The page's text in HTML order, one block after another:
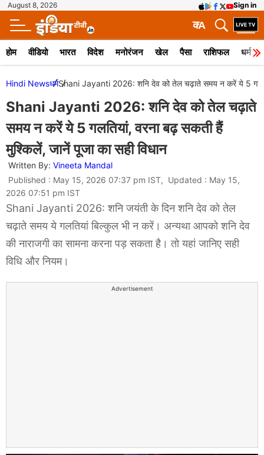
August 8, 2026 Sign in
A
क
होम वीडियो भारत विदेश मनोरंजन खेल पैसा राशिफल धर्म
Hindi Newsधर्मShani Jayanti 2026: शनि देव को तेल चढ़ाते समय न करें ये 5
Shani Jayanti 2026: शनि देव को तेल चढ़ाते
समय न करें ये 5 गलतियां, वरना बढ़ सकती हैं
मुश्किलें, जानें पूजा का सही विधान
Written By: Vineeta Mandal
Published : May 15, 2026 07:37 pm IST, Updated : May 15,
2026 07:51 pm IST
Shani Jayanti 2026: शनि जयंती के दिन शनि देव को तेल
चढ़ाते समय ये गलतियां बिल्कुल भी न करें। अन्यथा आपको शनि देव
की नाराजगी का सामना करना पड़ सकता है। तो यहां जानिए सही
विधि और नियम।
Advertisement